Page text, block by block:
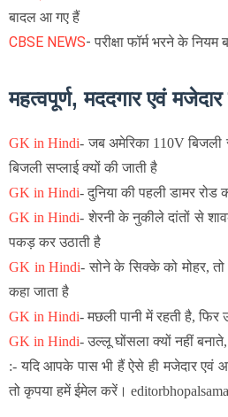
बादल आ गए हैं
CBSE NEWS- परीक्षा फॉर्म भरने के
महत्वपूर्ण, मददगार एवं मजेदार
GK in Hindi- जब अमेरिका 110V बिजली
बिजली सप्लाई क्यों की जाती है
GK in Hindi- दुनिया की पहली डामर
GK in Hindi- शेरनी के नुकीले दांतों से
पकड़ कर उठाती है
GK in Hindi- सोने के सिक्के को मोहर,
कहा जाता है
GK in Hindi- मछली पानी में रहती है,
GK in Hindi- उल्लू घोंसला क्यों नहीं
:- यदि आपके पास भी हैं ऐसे ही मजेदार एवं
तो कृपया हमें ईमेल करें।